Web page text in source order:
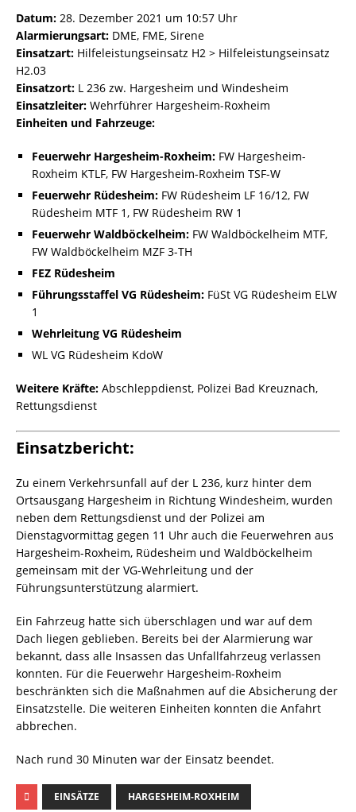
Datum: 28. Dezember 2021 um 10:57 Uhr
Alarmierungsart: DME, FME, Sirene
Einsatzart: Hilfeleistungseinsatz H2 > Hilfeleistungseinsatz
H2.03
Einsatzort: L 236 zw. Hargesheim und Windesheim
Einsatzleiter: Wehrführer Hargesheim-Roxheim
Einheiten und Fahrzeuge:
Feuerwehr Hargesheim-Roxheim: FW Hargesheim-
Roxheim KTLF, FW Hargesheim-Roxheim TSF-W
Feuerwehr Rüdesheim: FW Rüdesheim LF 16/12, FW
Rüdesheim MTF 1, FW Rüdesheim RW 1
Feuerwehr Waldböckelheim: FW Waldböckelheim MTF,
FW Waldböckelheim MZF 3-TH
FEZ Rüdesheim
Führungsstaffel VG Rüdesheim: FüSt VG Rüdesheim ELW
1
Wehrleitung VG Rüdesheim
WL VG Rüdesheim KdoW
Weitere Kräfte: Abschleppdienst, Polizei Bad Kreuznach,
Rettungsdienst
Einsatzbericht:
Zu einem Verkehrsunfall auf der L 236, kurz hinter dem
Ortsausgang Hargesheim in Richtung Windesheim, wurden
neben dem Rettungsdienst und der Polizei am
Dienstagvormittag gegen 11 Uhr auch die Feuerwehren aus
Hargesheim-Roxheim, Rüdesheim und Waldböckelheim
gemeinsam mit der VG-Wehrleitung und der
Führungsunterstützung alarmiert.
Ein Fahrzeug hatte sich überschlagen und war auf dem
Dach liegen geblieben. Bereits bei der Alarmierung war
bekannt, dass alle Insassen das Unfallfahrzeug verlassen
konnten. Für die Feuerwehr Hargesheim-Roxheim
beschränkten sich die Maßnahmen auf die Absicherung der
Einsatzstelle. Die weiteren Einheiten konnten die Anfahrt
abbrechen.
Nach rund 30 Minuten war der Einsatz beendet.
EINSÄTZE HARGESHEIM-ROXHEIM